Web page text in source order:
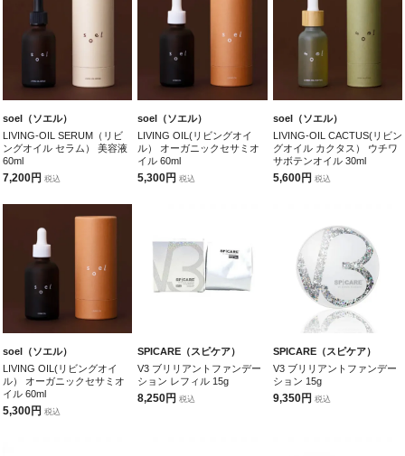
soel（ソエル）
LIVING-OIL SERUM（リビ
ングオイル セラム） 美容液
60ml
7,200円 税込
soel（ソエル）
LIVING OIL(リビングオイ
ル） オーガニックセサミオ
イル 60ml
5,300円 税込
soel（ソエル）
LIVING-OIL CACTUS(リビン
グオイル カクタス） ウチワ
サボテンオイル 30ml
5,600円 税込
soel（ソエル）
LIVING OIL(リビングオイ
ル） オーガニックセサミオ
イル 60ml
5,300円 税込
SPICARE（スピケア）
V3 ブリリアントファンデー
ション レフィル 15g
8,250円 税込
SPICARE（スピケア）
V3 ブリリアントファンデー
ション 15g
9,350円 税込